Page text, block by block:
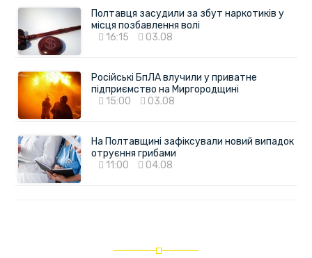
Полтавця засудили за збут наркотиків у
місця позбавлення волі
16:15
03.08
Російські БпЛА влучили у приватне
підприємство на Миргородщині
15:00
03.08
На Полтавщині зафіксували новий випадок
отруєння грибами
11:00
04.08